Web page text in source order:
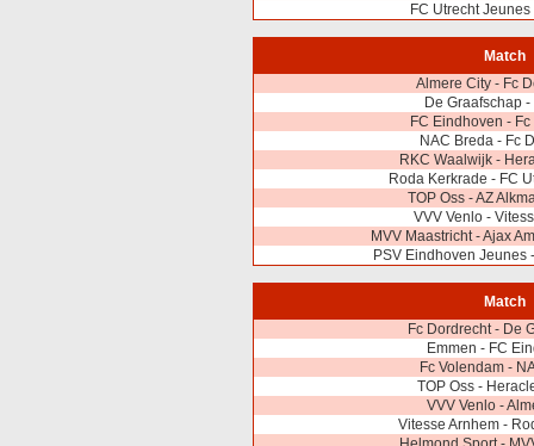
FC Utrecht Jeunes
Match
Almere City - Fc
De Graafschap
FC Eindhoven -
NAC Breda - Fc
RKC Waalwijk -
Roda Kerkrade - FC
TOP Oss - AZ
VVV Venlo -
MVV Maastricht - Ajax
PSV Eindhoven Jeunes
Match
Fc Dordrecht - De
Emmen - FC
Fc Volendam -
TOP Oss -
VVV Venlo -
Vitesse Arnhem -